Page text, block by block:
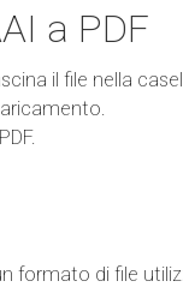
a PDF
il file nella
formato di file